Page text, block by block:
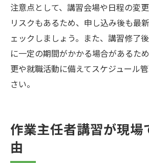
注意点として、講習会場や日程の変
リスクもあるため、申し込み後も最
ェックしましょう。また、講習修了
に一定の期間がかかる場合があるた
更や就職活動に備えてスケジュール
さい。
作業主任者講習が現場
由